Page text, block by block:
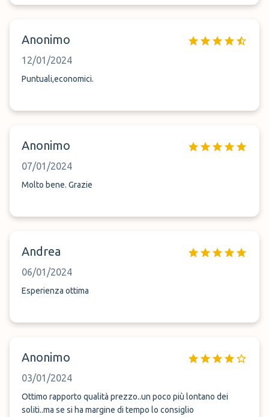
Anonimo
12/01/2024
Puntuali,economici.
Anonimo
07/01/2024
Molto bene. Grazie
Andrea
06/01/2024
Esperienza ottima
Anonimo
03/01/2024
Ottimo rapporto qualità prezzo..un poco più lontano dei
soliti..ma se si ha margine di tempo lo consiglio